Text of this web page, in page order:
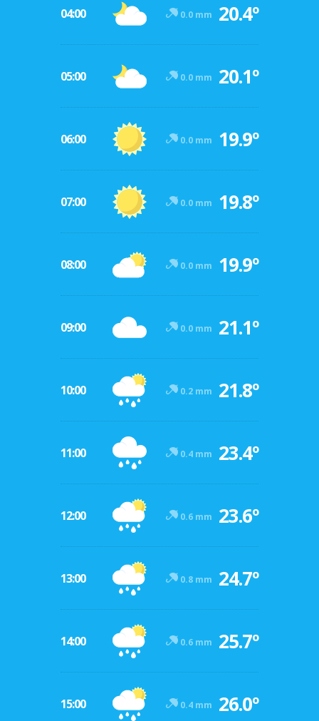
04:00 0.0 mm 20.4º
05:00 0.0 mm 20.1º
06:00 0.0 mm 19.9º
07:00 0.0 mm 19.8º
08:00 0.0 mm 19.9º
09:00 0.0 mm 21.1º
10:00 0.2 mm 21.8º
11:00 0.4 mm 23.4º
12:00 0.6 mm 23.6º
13:00 0.8 mm 24.7º
14:00 0.6 mm 25.7º
15:00 0.4 mm 26.0º